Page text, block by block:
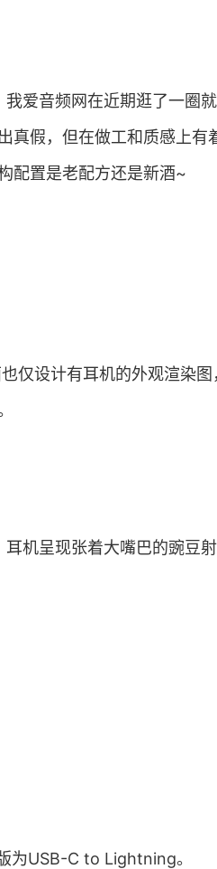
爱音频网在近期逛了一圈
真假，但在做工和质感上有
配置是老配方还是新酒~
仅设计有耳机的外观渲染
机呈现张着大嘴巴的豌豆
为USB-C to Lightning。